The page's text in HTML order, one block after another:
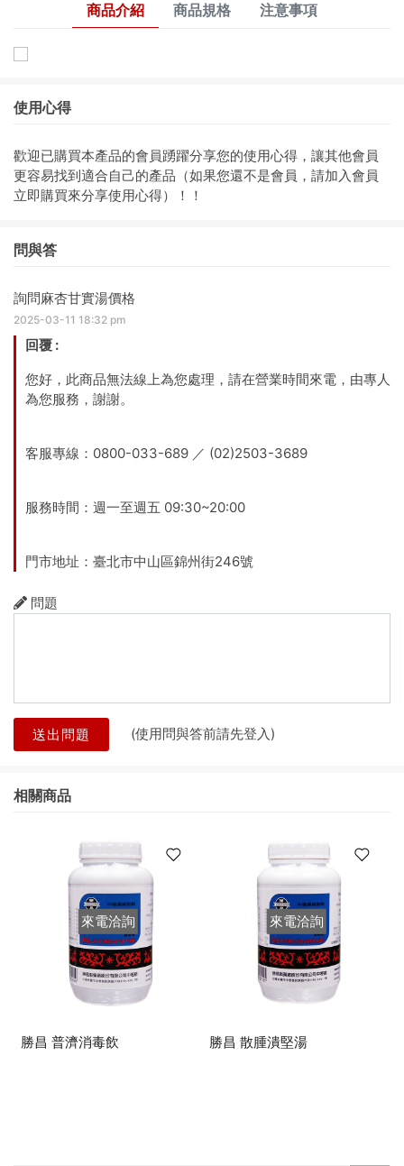
商品介紹 商品規格 注意事項
使用心得
歡迎已購買本產品的會員踴躍分享您的使用心得，讓其他會員
更容易找到適合自己的產品（如果您還不是會員，請加入會員
立即購買來分享使用心得）！！
問與答
詢問麻杏甘實湯價格
2025-03-11 18:32 pm
回覆 :
您好，此商品無法線上為您處理，請在營業時間來電，由專人
為您服務，謝謝。
客服專線：0800-033-689 ／ (02)2503-3689
服務時間：週一至週五 09:30~20:00
門市地址：臺北市中山區錦州街246號
問題
送出問題 (使用問與答前請先登入)
相關商品
來電洽詢
勝昌 普濟消毒飲
來電洽詢
勝昌 散腫潰堅湯